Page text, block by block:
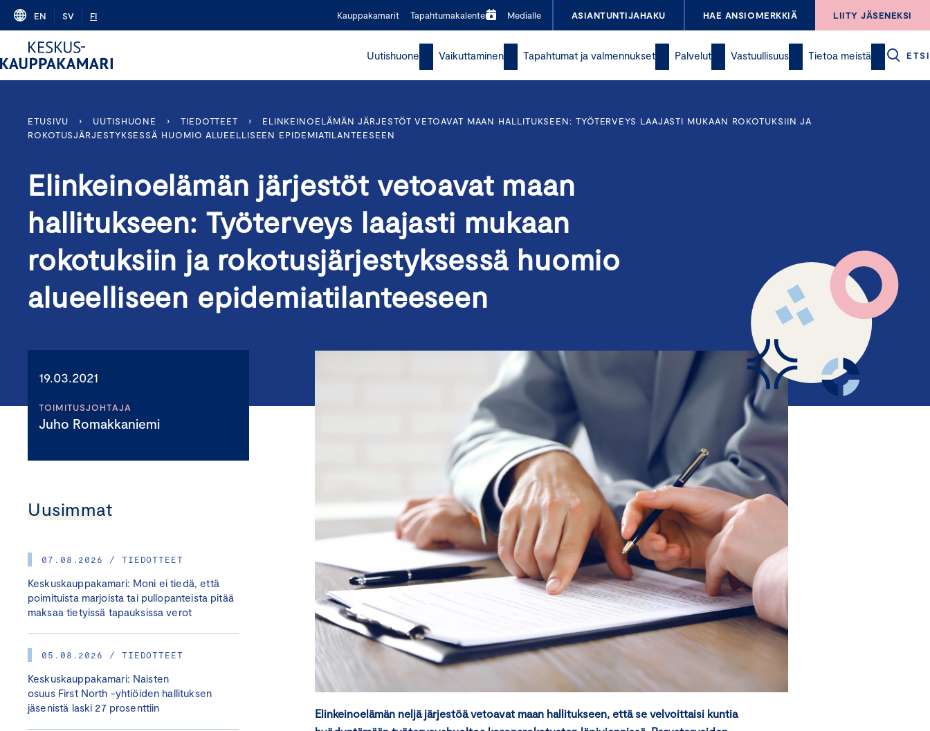
Skip
content
EN SV FI Kauppakamarit Tapahtumakalenteri Medialle ASIANTUNTIJAHAKU HAE ANSIOMERKKIÄ LIITY JÄSENEKSI
Uutishuone Vaikuttaminen Tapahtumat ja valmennukset Palvelut Vastuullisuus Tietoa meistä ETSI
ETUSIVU › UUTISHUONE › TIEDOTTEET ›
ELINKEINOELÄMÄN JÄRJESTÖT VETOAVAT MAAN HALLITUKSEEN: TYÖTERVEYS LAAJASTI MUKAAN ROKOTUKSIIN JA
ROKOTUSJÄRJESTYKSESSÄ HUOMIO ALUEELLISEEN EPIDEMIATILANTEESEEN
Elinkeinoelämän järjestöt vetoavat maan
hallitukseen: Työterveys laajasti mukaan
rokotuksiin ja rokotusjärjestyksessä huomio
alueelliseen epidemiatilanteeseen
19.03.2021
TOIMITUSJOHTAJA
Juho Romakkaniemi
Uusimmat
07.08.2026 / TIEDOTTEET
Keskuskauppakamari: Moni ei tiedä, että
poimituista marjoista tai pullopanteista pitää
maksaa tietyissä tapauksissa verot
05.08.2026 / TIEDOTTEET
Keskuskauppakamari: Naisten
osuus First North -yhtiöiden hallituksen
jäsenistä laski 27 prosenttiin
Elinkeinoelämän neljä järjestöä vetoavat maan hallitukseen, että se velvoittaisi kuntia